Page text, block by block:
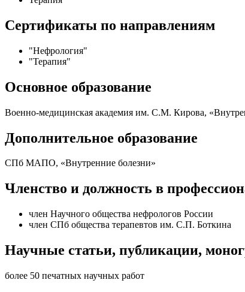
Сертификаты по направлениям
"Нефрология"
"Терапия"
Основное образование
Военно-медицинская академия им. С.М. Кирова,
Дополнительное образование
СПб МАПО, «Внутренние болезни»
Членство и должность в
член Научного общества нефрологов России
член СПб общества терапевтов им. С.П. Боткина
Научные статьи, публикации,
более 50 печатных научных работ